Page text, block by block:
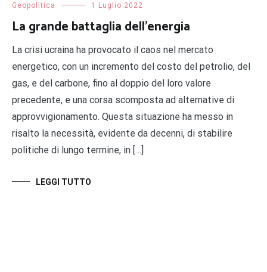
Geopolitica 1 Luglio 2022
La grande battaglia dell’energia
La crisi ucraina ha provocato il caos nel mercato
energetico, con un incremento del costo del petrolio, del
gas, e del carbone, fino al doppio del loro valore
precedente, e una corsa scomposta ad alternative di
approvvigionamento. Questa situazione ha messo in
risalto la necessità, evidente da decenni, di stabilire
politiche di lungo termine, in […]
LEGGI TUTTO